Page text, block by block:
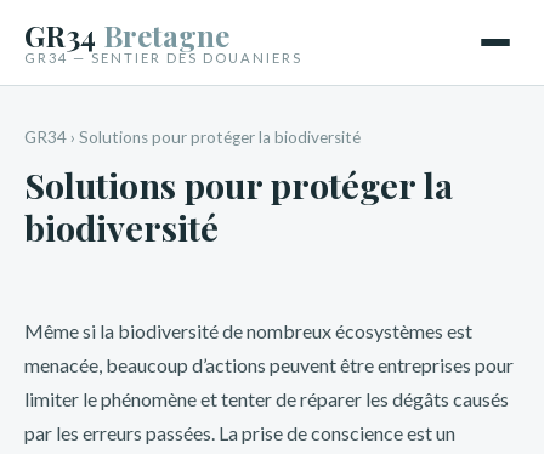
GR34 Bretagne
GR34 — SENTIER DES DOUANIERS
GR34 › Solutions pour protéger la biodiversité
Solutions pour protéger la
biodiversité
Même si la biodiversité de nombreux écosystèmes est
menacée, beaucoup d’actions peuvent être entreprises pour
limiter le phénomène et tenter de réparer les dégâts causés
par les erreurs passées. La prise de conscience est un